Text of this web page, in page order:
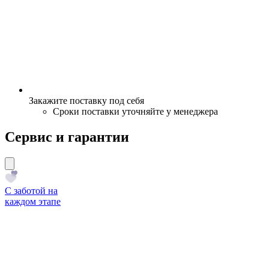
Закажите поставку под себя
Сроки поставки уточняйте у менеджера
Сервис и гарантии
С заботой на
каждом этапе